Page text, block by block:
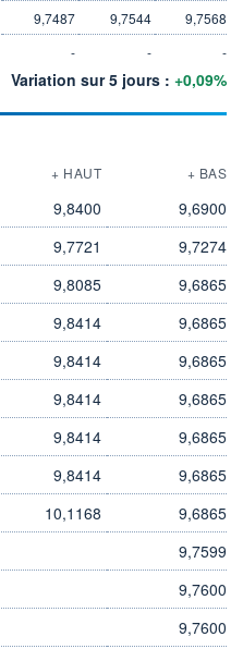
9,7487 9,7544
9,7568
- - -
Variation sur 5 jours : +0,09%
+ HAUT + BAS
9,8400
9,6900
9,7721
9,7274
9,8085
9,6865
9,8414
9,6865
9,8414
9,6865
9,8414
9,6865
9,8414
9,6865
9,8414
9,6865
10,1168
9,6865
9,7599
9,7600
9,7600